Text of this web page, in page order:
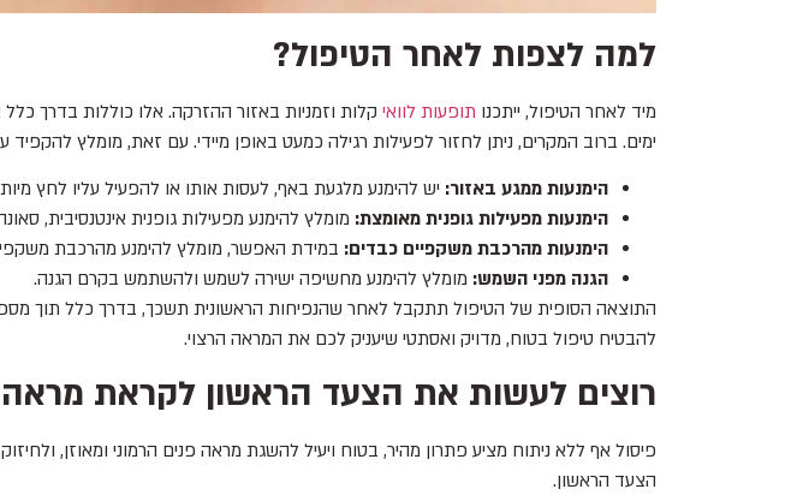
למה לצפות לאחר הטיפול?
מיד לאחר הטיפול, ייתכנו תופעות לוואי קלות וזמניות באזור ההזרקה. אלו כוללות בדרך
ימים. ברוב המקרים, ניתן לחזור לפעילות רגילה כמעט באופן מיידי. עם זאת, מומלץ
הימנעות ממגע באזור: יש להימנע מלגעת באף, לעסות אותו או להפעיל עליו לחץ
הימנעות מפעילות גופנית מאומצת: מומלץ להימנע מפעילות גופנית אינטנסיבית, סאונה,
הימנעות מהרכבת משקפיים כבדים: במידת האפשר, מומלץ להימנע מהרכבת
הגנה מפני השמש: מומלץ להימנע מחשיפה ישירה לשמש ולהשתמש בקרם הגנה.
התוצאה הסופית של הטיפול תתקבל לאחר שהנפיחות הראשונית תשכך, בדרך כלל תוך
להבטיח טיפול בטוח, מדויק ואסתטי שיעניק לכם את המראה הרצוי.
רוצים לעשות את הצעד הראשון לקראת
פיסול אף ללא ניתוח מציע פתרון מהיר, בטוח ויעיל להשגת מראה פנים הרמוני ומאוזן,
הצעד הראשון.